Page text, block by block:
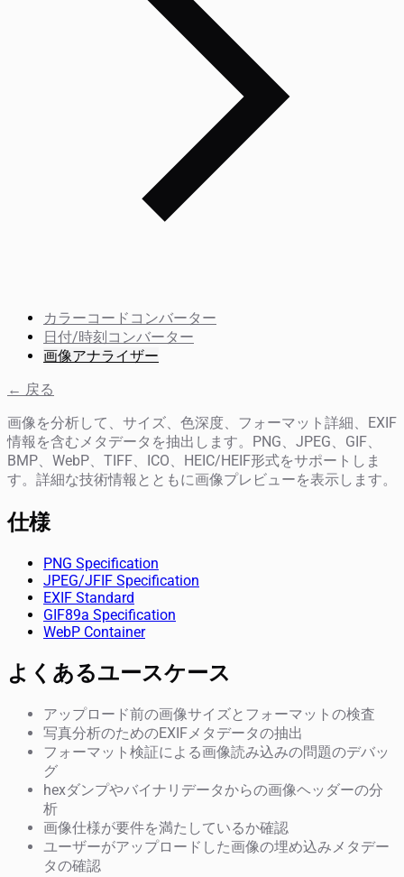
カラーコードコンバーター
日付/時刻コンバーター
画像アナライザー
← 戻る
画像を分析して、サイズ、色深度、フォーマット詳細、EXIF
情報を含むメタデータを抽出します。PNG、JPEG、GIF、
BMP、WebP、TIFF、ICO、HEIC/HEIF形式をサポートしま
す。詳細な技術情報とともに画像プレビューを表示します。
仕様
PNG Specification
JPEG/JFIF Specification
EXIF Standard
GIF89a Specification
WebP Container
よくあるユースケース
アップロード前の画像サイズとフォーマットの検査
写真分析のためのEXIFメタデータの抽出
フォーマット検証による画像読み込みの問題のデバッ
グ
hexダンプやバイナリデータからの画像ヘッダーの分
析
画像仕様が要件を満たしているか確認
ユーザーがアップロードした画像の埋め込みメタデー
タの確認